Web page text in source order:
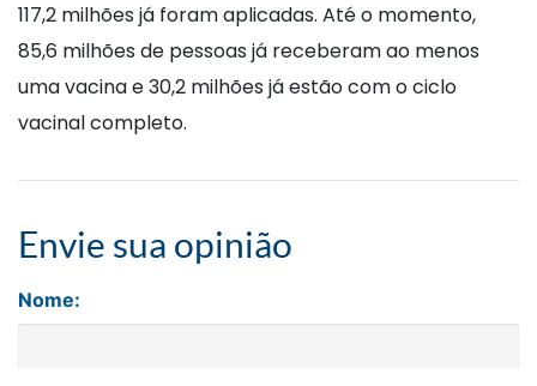
117,2 milhões já foram aplicadas. Até o momento,
85,6 milhões de pessoas já receberam ao menos
uma vacina e 30,2 milhões já estão com o ciclo
vacinal completo.
Envie sua opinião
Nome: